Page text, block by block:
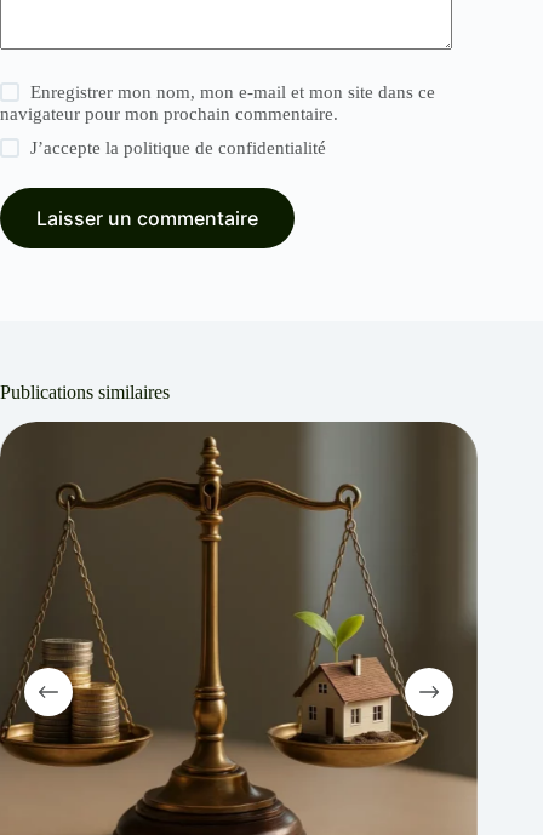
Enregistrer mon nom, mon e-mail et mon site dans ce
navigateur pour mon prochain commentaire.
J’accepte lapolitique de confidentialité
Laisser un commentaire
Publications similaires